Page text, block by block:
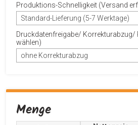
Produktions-Schnelligkeit (Versand
Standard-Lieferung (5-7 Werktage)
Druckdatenfreigabe/ Korrekturabzug/
wählen)
ohne Korrekturabzug
Menge